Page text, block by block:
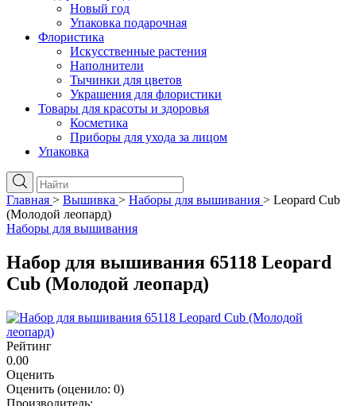
Новый год
Упаковка подарочная
Флористика
Искусственные растения
Наполнители
Тычинки для цветов
Украшения для флористики
Товары для красоты и здоровья
Косметика
Приборы для ухода за лицом
Упаковка
Главная > Вышивка > Наборы для вышивания > Leopard Cub
(Молодой леопард)
Наборы для вышивания
Набор для вышивания 65118 Leopard
Cub (Молодой леопард)
Рейтинг
0.00
Оценить
Оценить (оценило: 0)
Производитель: